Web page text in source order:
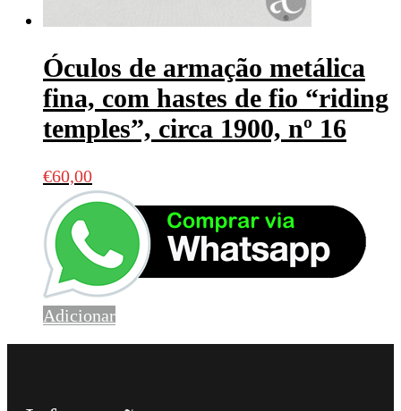
Óculos de armação metálica
fina, com hastes de fio “riding
temples”, circa 1900, nº 16
€60,00
Adicionar